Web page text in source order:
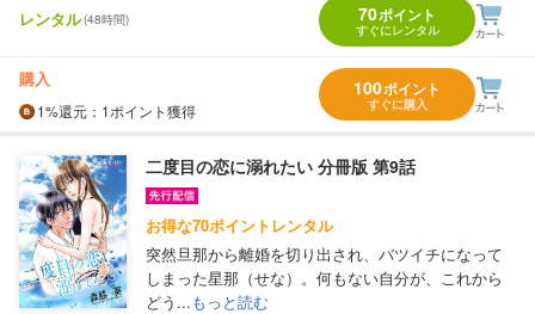
レンタル(48時間) 70ポイント
すぐにレンタル
購入
1%還元 ：1ポイント獲得
100ポイント
すぐに購入
二度目の恋に溺れたい 分冊版 第9話
お得な70ポイントレンタル
突然旦那から離婚を切り出され、バツイチになって
しまった星那（せな）。何もない自分が、これから
どう...もっと読む